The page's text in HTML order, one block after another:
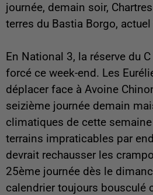
journée, demain soir,
terres du Bastia Borgo,
En National 3, la réserve du
forcé ce week-end. Les
déplacer face à Avoine
seizième journée demain
climatiques de cette
terrains impraticables par
devrait rechausser les
25ème journée dès le
calendrier toujours bousculé